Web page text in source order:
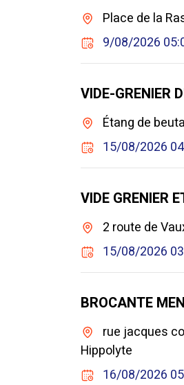
Place de la
9/08/2026
VIDE-GRENIER
Étang de
15/08/2026
VIDE GRENIER
2 route de
15/08/2026
BROCANTE
rue jacques
Hippolyte
16/08/2026